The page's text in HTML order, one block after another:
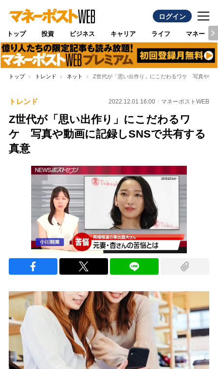
ログイン
トップ 投資 ビジネス キャリア ライフ マネー
トップ トレンド ネット Z世代が「思い出作り」にこだわるワケ 写真や動
トレンド 2022.12.01 16:00 マネーポストWEB
Z世代が「思い出作り」にこだわるワ
ケ 写真や動画に記録しSNSで共有する
真意